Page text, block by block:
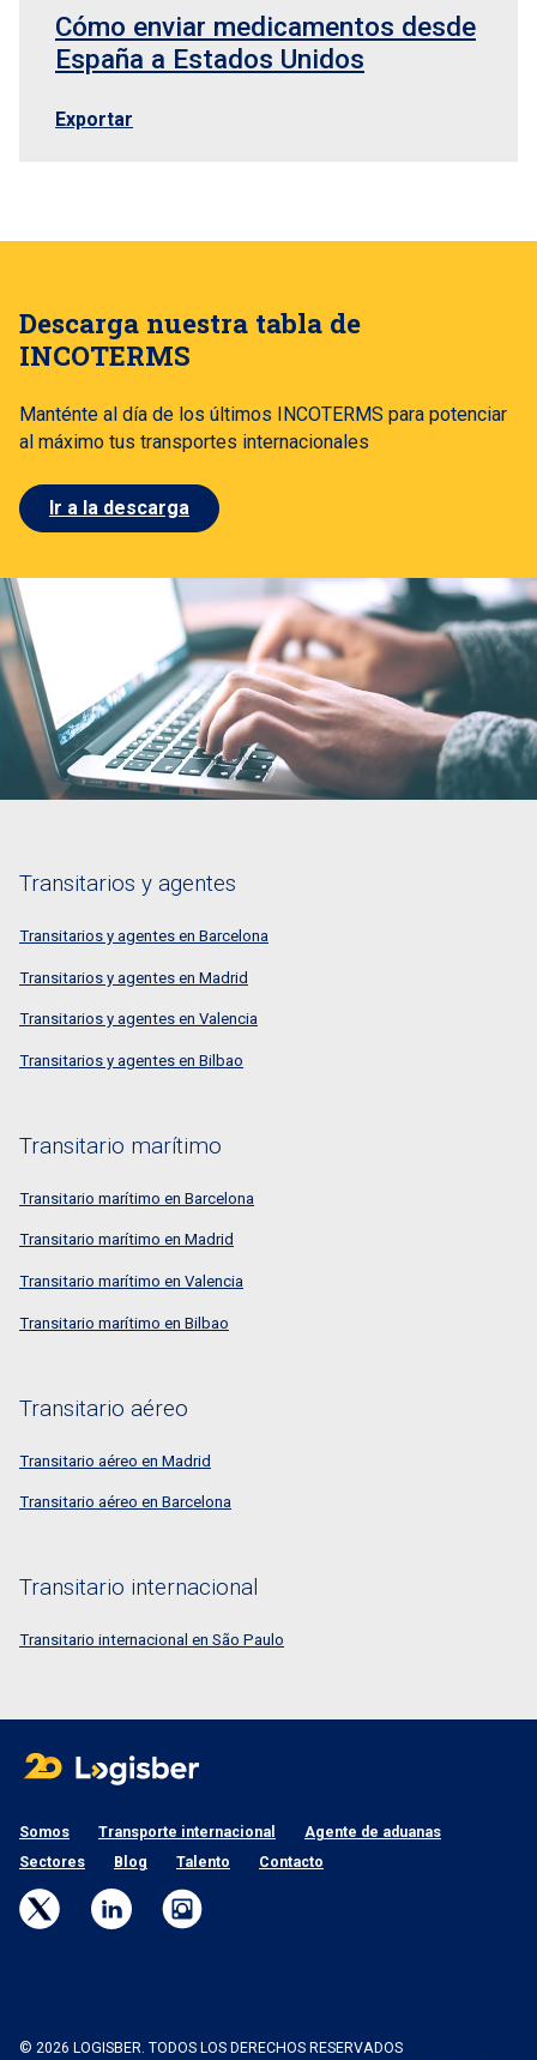
Cómo enviar medicamentos desde
España a Estados Unidos
Exportar
Descarga nuestra tabla de
INCOTERMS
Manténte al día de los últimos INCOTERMS para potenciar
al máximo tus transportes internacionales
Ir a la descarga
Transitarios y agentes
Transitarios y agentes en Barcelona
Transitarios y agentes en Madrid
Transitarios y agentes en Valencia
Transitarios y agentes en Bilbao
Transitario marítimo
Transitario marítimo en Barcelona
Transitario marítimo en Madrid
Transitario marítimo en Valencia
Transitario marítimo en Bilbao
Transitario aéreo
Transitario aéreo en Madrid
Transitario aéreo en Barcelona
Transitario internacional
Transitario internacional en São Paulo
Somos Transporte internacional
Agente de aduanas
Sectores
Blog Talento Contacto
© 2026 LOGISBER. TODOS LOS DERECHOS RESERVADOS